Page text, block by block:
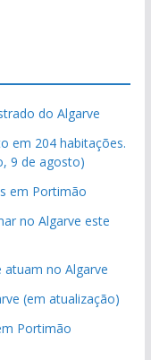
do Algarve
em 204 habitações.
9 de agosto)
em Portimão
no Algarve este
no Algarve
(em atualização)
Portimão